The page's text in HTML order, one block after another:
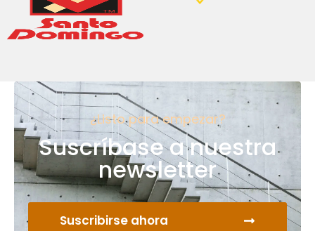
¿Listo para empezar?
Suscríbase a nuestra
newsletter
Suscribirse ahora